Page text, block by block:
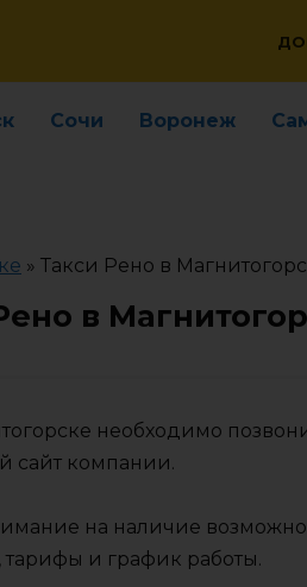
Сочи Воронеж
» Такси Рено в
в
необходимо
сайт компании.
на наличие
тарифы и график работы.